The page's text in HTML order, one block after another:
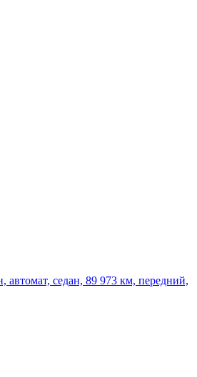
автомат, седан, 89 973 км, передний,